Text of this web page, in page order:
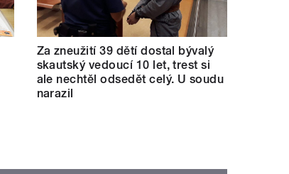
Za zneužití 39 dětí dostal bývalý
skautský vedoucí 10 let, trest si
ale nechtěl odsedět celý. U soudu
narazil